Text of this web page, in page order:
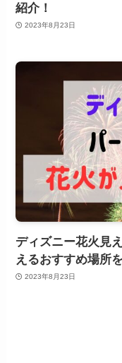
紹介！
2023年8月23日
ディズニー花火見
えるおすすめ場所
2023年8月23日